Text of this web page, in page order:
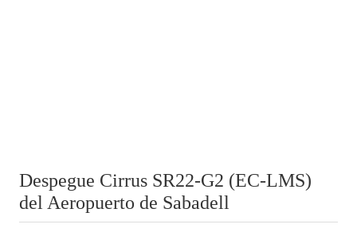
Despegue Cirrus SR22-G2 (EC-LMS)
del Aeropuerto de Sabadell